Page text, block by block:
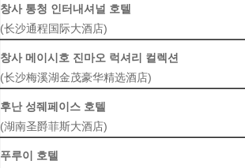
창사 통청 인터내셔널 호텔
(长沙通程国际大酒店)
창사 메이시호 진마오 럭셔리 컬렉션
(长沙梅溪湖金茂豪华精选酒店)
후난 성줴페이스 호텔
(湖南圣爵菲斯大酒店)
푸루이
호텔